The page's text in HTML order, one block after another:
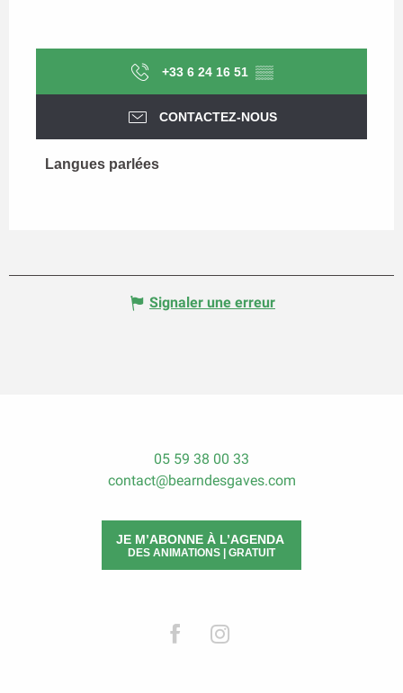
+33 6 24 16 51 ▒▒
CONTACTEZ-NOUS
Langues parlées
Langues parlées
Signaler une erreur
05 59 38 00 33
contact@bearndesgaves.com
JE M’ABONNE À L’AGENDA
DES ANIMATIONS | GRATUIT